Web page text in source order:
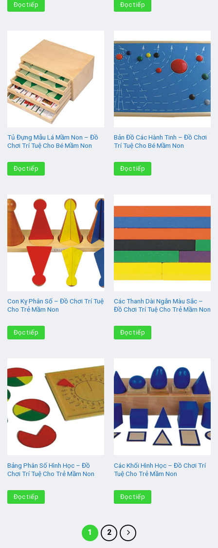
Đọc tiếp Đọc tiếp
Tủ Đựng Mẫu Lá Mầm Non – Đồ
Chơi Trí Tuệ Cho Bé Mầm Non
Đọc tiếp
Bản Đồ Các Hành Tinh – Đồ Chơi
Trí Tuệ Cho Bé Mầm Non
Đọc tiếp
Con Kỵ Phân Số – Đồ Chơi Trí Tuệ
Cho Trẻ Mầm Non
Đọc tiếp
Các Thanh Dài Ngắn Màu Sắc –
Đồ Chơi Trí Tuệ Cho Trẻ Mầm Non
Đọc tiếp
Bảng Phân Số Hình Học – Đồ
Chơi Trí Tuệ Cho Trẻ Mầm Non
Đọc tiếp
Các Khối Hình Học – Đồ Chơi Trí
Tuệ Cho Trẻ Mầm Non
Đọc tiếp
1 2